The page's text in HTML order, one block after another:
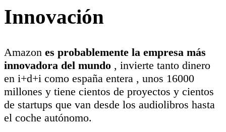
Innovación
Amazon es probablemente la empresa más
innovadora del mundo , invierte tanto dinero
en i+d+i como españa entera , unos 16000
millones y tiene cientos de proyectos y cientos
de startups que van desde los audiolibros hasta
el coche autónomo.